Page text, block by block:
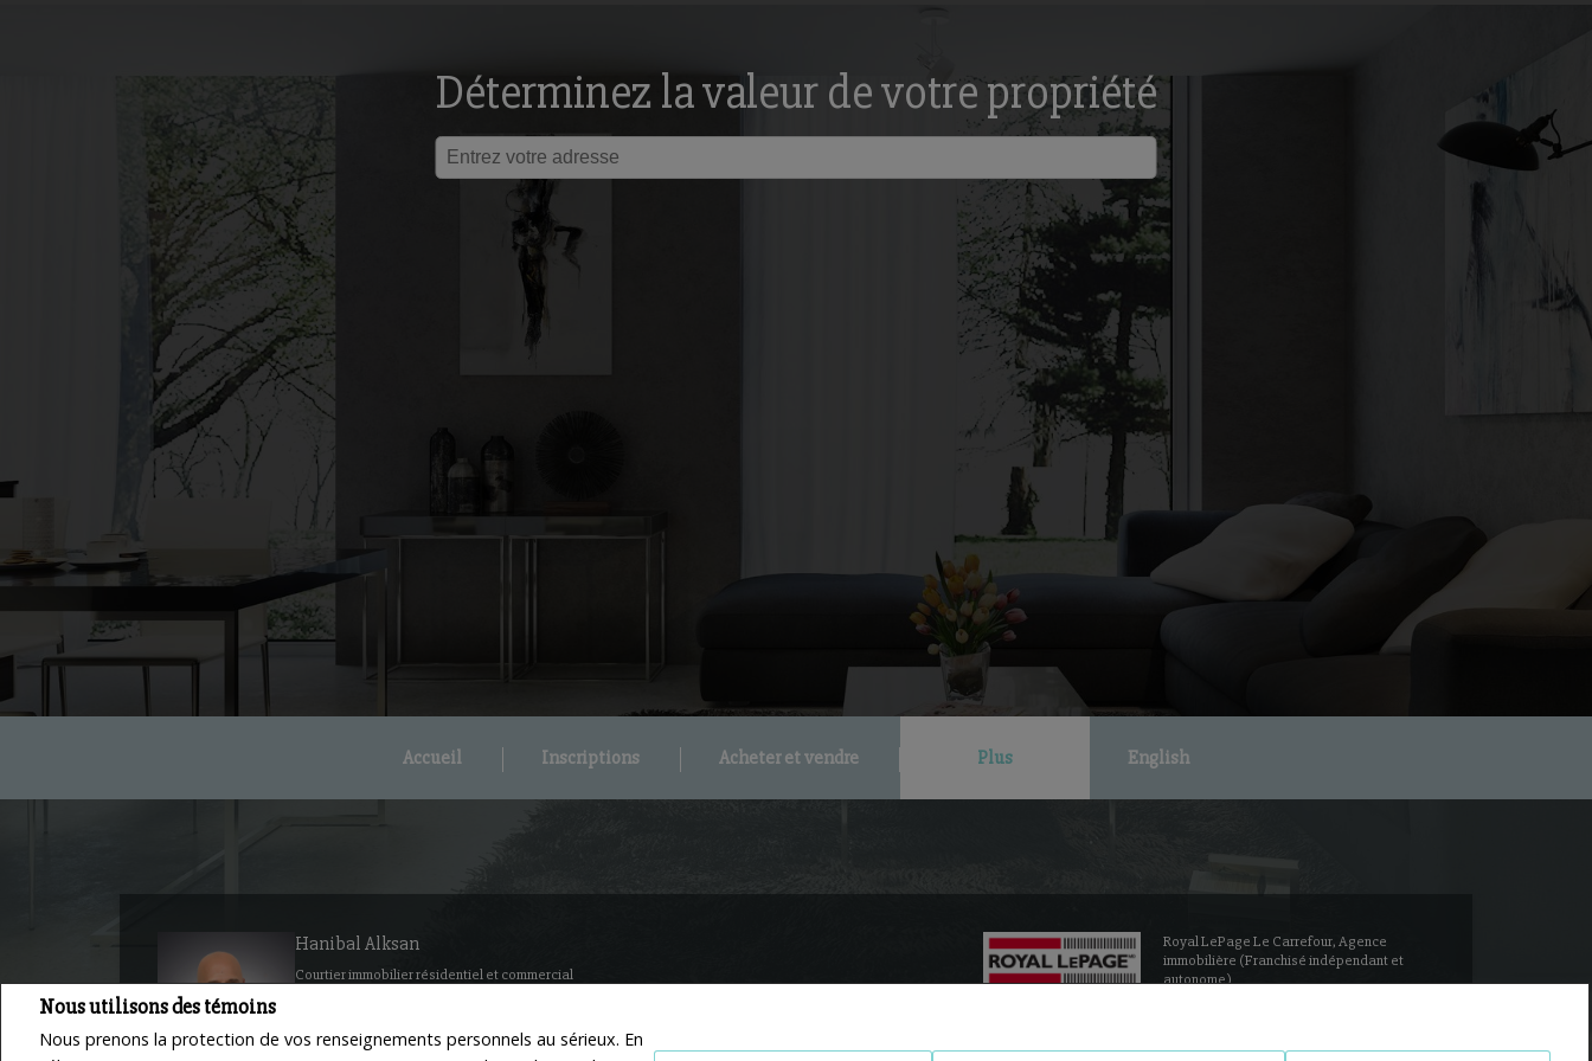
Nous utilisons des témoins
Nous prenons la protection de vos renseignements personnels au sérieux. En
Déterminez la valeur de votre propriété
Accueil Inscriptions Acheter et vendre Plus English
Hanibal Alksan
Courtier immobilier résidentiel et commercial
Téléphone : 450.687.1840
Courriel
Royal LePage Le Carrefour, Agence
immobilière (Franchisé indépendant et
autonome)